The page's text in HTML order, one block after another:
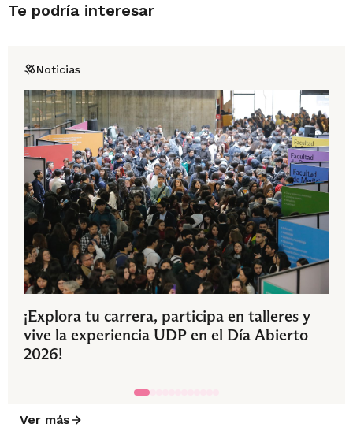
Te podría interesar
Noticias
¡Explora tu carrera, participa en talleres y
vive la experiencia UDP en el Día Abierto
2026!
Ver más